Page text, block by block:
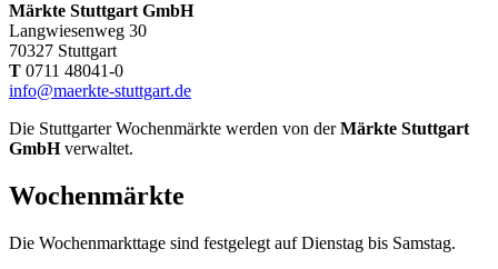
Märkte Stuttgart GmbH
Langwiesenweg 30
70327 Stuttgart
T 0711 48041-0
info@maerkte-stuttgart.de
Die Stuttgarter Wochenmärkte werden von derMärkte Stuttgart
GmbHverwaltet.
Wochenmärkte
Die Wochenmarkttage sind festgelegt auf Dienstag bis Samstag.